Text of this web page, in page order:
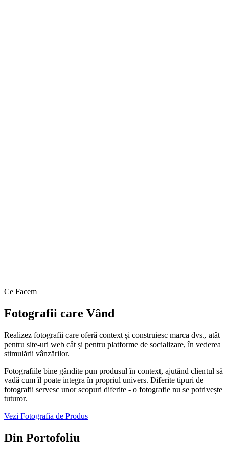
Ce Facem
Fotografii care Vând
Realizez fotografii care oferă context și construiesc marca dvs., atât
pentru site-uri web cât și pentru platforme de socializare, în vederea
stimulării vânzărilor.
Fotografiile bine gândite pun produsul în context, ajutând clientul să
vadă cum îl poate integra în propriul univers. Diferite tipuri de
fotografii servesc unor scopuri diferite - o fotografie nu se potrivește
tuturor.
Vezi Fotografia de Produs
Din Portofoliu